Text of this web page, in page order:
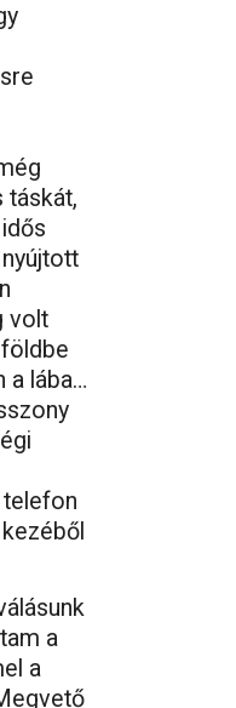
táskát,
volt
a lába…
telefon
a
a